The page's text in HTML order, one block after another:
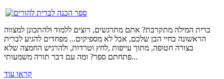
ברית המילה מתקרבת? אתם מתרגשים, רוצים ללמוד ולהתכונן למצווה
הראשונה בחיי הבן שלכם, אבל לא מספיקים... מפחדים להגיע לברית
בצורה חטופה, מתוך עייפות ,לחץ וטרדות, ולהרגיש החמצה שלא
פתחתם ספר? ומה עם דבר תורה משמעותי...
קראו עוד